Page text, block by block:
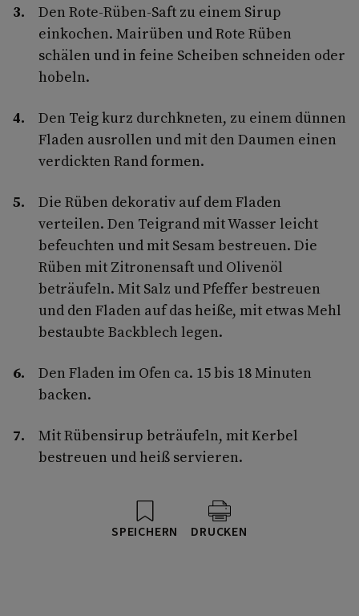
Den Rote-Rüben-Saft zu einem Sirup
einkochen. Mairüben und Rote Rüben
schälen und in feine Scheiben schneiden oder
hobeln.
Den Teig kurz durchkneten, zu einem dünnen
Fladen ausrollen und mit den Daumen einen
verdickten Rand formen.
Die Rüben dekorativ auf dem Fladen
verteilen. Den Teigrand mit Wasser leicht
befeuchten und mit Sesam bestreuen. Die
Rüben mit Zitronensaft und Olivenöl
beträufeln. Mit Salz und Pfeffer bestreuen
und den Fladen auf das heiße, mit etwas Mehl
bestaubte Backblech legen.
Den Fladen im Ofen ca. 15 bis 18 Minuten
backen.
Mit Rübensirup beträufeln, mit Kerbel
bestreuen und heiß servieren.
SPEICHERN DRUCKEN